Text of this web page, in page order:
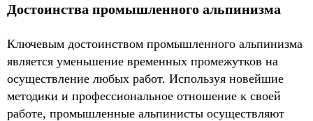
Достоинства промышленного альпинизма
Ключевым достоинством промышленного альпинизма
является уменьшение временных промежутков на
осуществление любых работ. Используя новейшие
методики и профессиональное отношение к своей
работе, промышленные альпинисты осуществляют